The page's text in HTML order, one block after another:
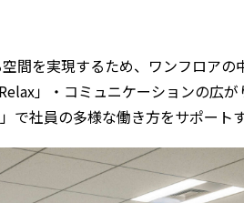
間を実現するため、ワンフロアの
」・コミュニケーションの広が
で社員の多様な働き方をサポートす